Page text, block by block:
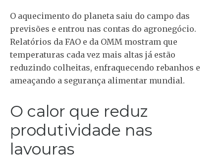
O aquecimento do planeta saiu do campo das
previsões e entrou nas contas do agronegócio.
Relatórios da FAO e da OMM mostram que
temperaturas cada vez mais altas já estão
reduzindo colheitas, enfraquecendo rebanhos e
ameaçando a segurança alimentar mundial.
O calor que reduz
produtividade nas
lavouras